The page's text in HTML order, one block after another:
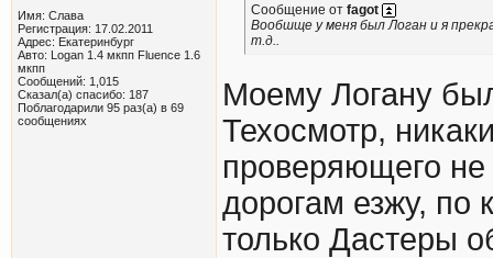
Имя: Слава
Регистрация: 17.02.2011
Адрес: Екатеринбург
Авто: Logan 1.4 мкпп Fluence 1.6
мкпп
Сообщений: 1,015
Сказал(а) спасибо: 187
Поблагодарили 95 раз(а) в 69
сообщениях
Сообщение от fagot
Вообшще у меня был Логан и я
т.д..
Моему Логану
Техосмотр,
проверяющего
дорогам езжу, по
только Дастеры